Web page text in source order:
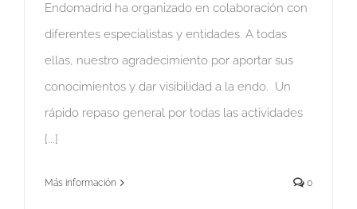
Endomadrid ha organizado en colaboración con
diferentes especialistas y entidades. A todas
ellas, nuestro agradecimiento por aportar sus
conocimientos y dar visibilidad a la endo. Un
rápido repaso general por todas las actividades
[...]
Más información 0